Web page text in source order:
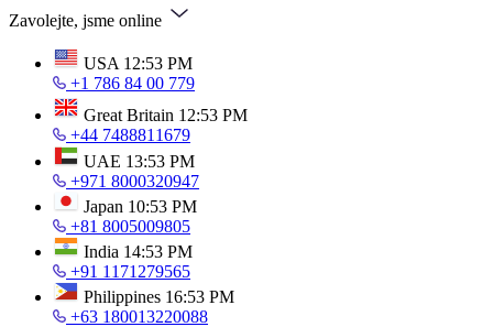
Zavolejte, jsme online
USA 12:53 PM
+1 786 84 00 779
Great Britain 12:53 PM
+44 7488811679
UAE 13:53 PM
+971 8000320947
Japan 10:53 PM
+81 8005009805
India 14:53 PM
+91 1171279565
Philippines 16:53 PM
+63 180013220088